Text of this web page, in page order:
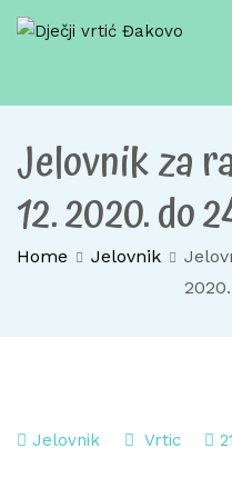
Skip
Dječji vrtić Đakovo
Za sretno djetinjstvo
Jelovnik za
12. 2020. do
Home Jelovnik
Jelovnik Vrtic